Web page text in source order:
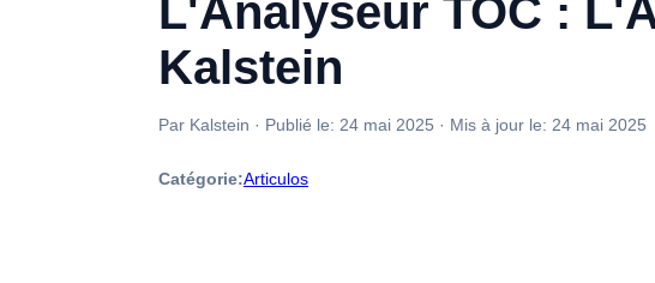
L'Analyseur TOC :
Kalstein
Par Kalstein · Publié le: 24 mai 2025 · Mis à jour le: 24 mai 2025
Catégorie:Articulos